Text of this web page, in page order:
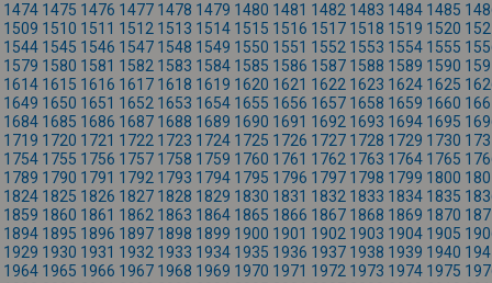
1474 1475 1476 1477 1478 1479 1480 1481 1482 1483 1484 1485
1509 1510 1511 1512 1513 1514 1515 1516 1517 1518 1519 1520
1544 1545 1546 1547 1548 1549 1550 1551 1552 1553 1554 1555
1579 1580 1581 1582 1583 1584 1585 1586 1587 1588 1589 1590
1614 1615 1616 1617 1618 1619 1620 1621 1622 1623 1624 1625
1649 1650 1651 1652 1653 1654 1655 1656 1657 1658 1659 1660
1684 1685 1686 1687 1688 1689 1690 1691 1692 1693 1694 1695
1719 1720 1721 1722 1723 1724 1725 1726 1727 1728 1729 1730
1754 1755 1756 1757 1758 1759 1760 1761 1762 1763 1764 1765
1789 1790 1791 1792 1793 1794 1795 1796 1797 1798 1799 1800
1824 1825 1826 1827 1828 1829 1830 1831 1832 1833 1834 1835
1859 1860 1861 1862 1863 1864 1865 1866 1867 1868 1869 1870
1894 1895 1896 1897 1898 1899 1900 1901 1902 1903 1904 1905
1929 1930 1931 1932 1933 1934 1935 1936 1937 1938 1939 1940
1964 1965 1966 1967 1968 1969 1970 1971 1972 1973 1974 1975